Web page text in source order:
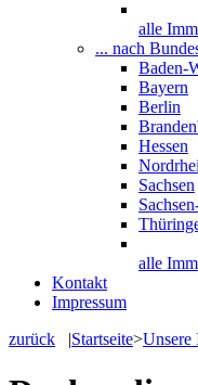
alle
... nach
Baden-
Bayern
Berlin
Hessen
Sachsen
alle
Kontakt
Impressum
zurück |Startseite>Unsere